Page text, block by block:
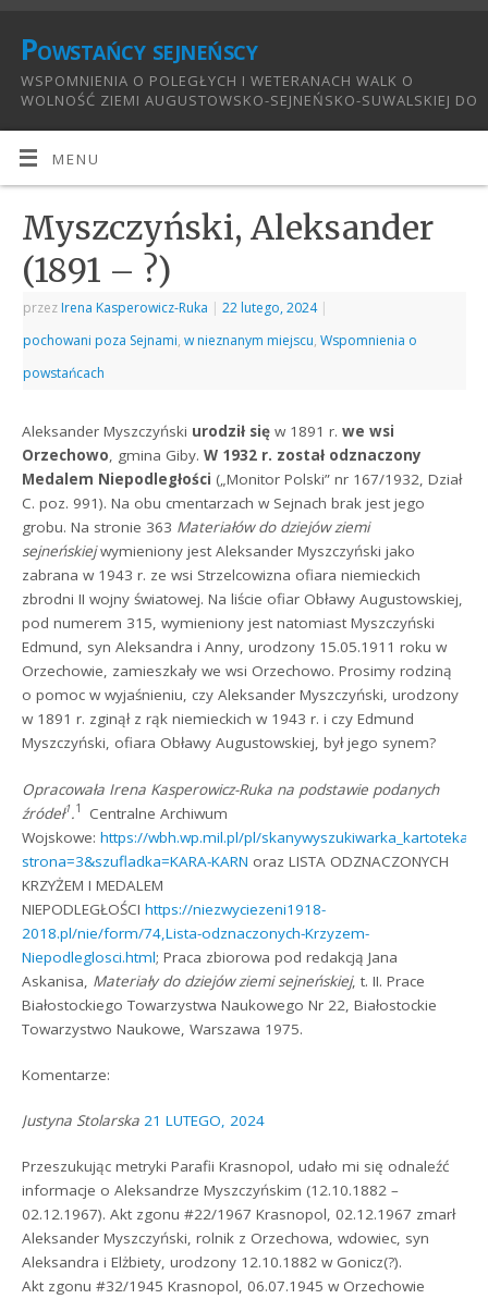
Powstańcy sejneńscy
WSPOMNIENIA O POLEGŁYCH I WETERANACH WALK O
WOLNOŚĆ ZIEMI AUGUSTOWSKO-SEJNEŃSKO-SUWALSKIEJ DO
MENU
Myszczyński, Aleksander
(1891 – ?)
przez Irena Kasperowicz-Ruka | 22 lutego, 2024 |
pochowani poza Sejnami,w nieznanym miejscu,Wspomnienia o
powstańcach
Aleksander Myszczyński urodził sięw 1891 r.we wsi
Orzechowo, gmina Giby. W 1932 r. został odznaczony
Medalem Niepodległości („Monitor Polski” nr 167/1932, Dział
C. poz. 991). Na obu cmentarzach w Sejnach brak jest jego
grobu. Na stronie 363 Materiałów do dziejów ziemi
sejneńskiejwymieniony jest Aleksander Myszczyński jako
zabrana w 1943 r. ze wsi Strzelcowizna ofiara niemieckich
zbrodni II wojny światowej. Na liście ofiar Obławy Augustowskiej,
pod numerem 315, wymieniony jest natomiast Myszczyński
Edmund, syn Aleksandra i Anny, urodzony 15.05.1911 roku w
Orzechowie, zamieszkały we wsi Orzechowo. Prosimy rodziną
o pomoc w wyjaśnieniu, czy Aleksander Myszczyński, urodzony
w 1891 r. zginął z rąk niemieckich w 1943 r. i czy Edmund
Myszczyński, ofiara Obławy Augustowskiej, był jego synem?
Opracowała Irena Kasperowicz-Ruka na podstawie podanych
źródeł1.1
Centralne Archiwum
Wojskowe:https://wbh.wp.mil.pl/pl/
strona=3&szufladka=KARA-KARN oraz LISTA ODZNACZONYCH
KRZYŻEM I MEDALEM
NIEPODLEGŁOŚCIhttps://niezwyciezeni1918-
2018.pl/nie/form/74,Lista-odznaczonych-Krzyzem-
Niepodleglosci.html; Praca zbiorowa pod redakcją Jana
Askanisa, Materiały do dziejów ziemi sejneńskiej, t. II. Prace
Białostockiego Towarzystwa Naukowego Nr 22, Białostockie
Towarzystwo Naukowe, Warszawa 1975.
Komentarze:
Justyna Stolarska 21 LUTEGO, 2024
Przeszukując metryki Parafii Krasnopol, udało mi się odnaleźć
informacje o Aleksandrze Myszczyńskim (12.10.1882 –
02.12.1967). Akt zgonu #22/1967 Krasnopol, 02.12.1967 zmarł
Aleksander Myszczyński, rolnik z Orzechowa, wdowiec, syn
Aleksandra i Elżbiety, urodzony 12.10.1882 w Gonicz(?).
Akt zgonu #32/1945 Krasnopol, 06.07.1945 w Orzechowie